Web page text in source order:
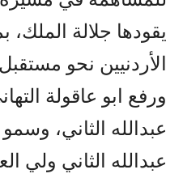
يقودها جلالة
الأردنيين نحو
ورفع ابو عاقولة
عبدالله الثاني،
عبدالله الثاني ولي